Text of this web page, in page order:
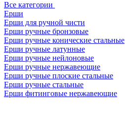
Все категории
Ерши
Ерши для ручной чисти
Ерши ручные бронзовые
Ерши ручные конические стальные
Ерши ручные латунные
Ерши ручные нейлоновые
Ерши ручные нержавеющие
Ерши ручные плоские стальные
Ерши ручные стальные
Ерши фитинговые нержавеющие